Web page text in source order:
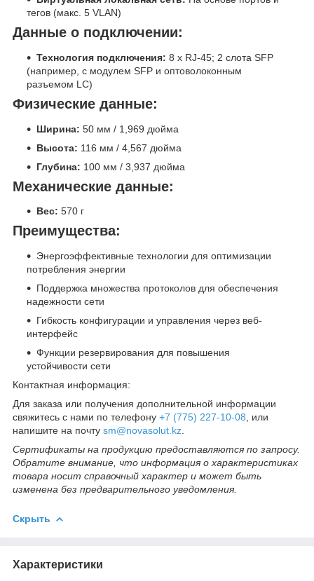
тегов (макс. 5 VLAN)
Данные о подключении:
Технология подключения: 8 x RJ-45; 2 слота SFP
(например, с модулем SFP и оптоволоконным
разъемом LC)
Физические данные:
Ширина: 50 мм / 1,969 дюйма
Высота: 116 мм / 4,567 дюйма
Глубина: 100 мм / 3,937 дюйма
Механические данные:
Вес: 570 г
Преимущества:
Энергоэффективные технологии для оптимизации
потребления энергии
Поддержка множества протоколов для обеспечения
надежности сети
Гибкость конфигурации и управления через веб-
интерфейс
Функции резервирования для повышения
устойчивости сети
Контактная информация:
Для заказа или получения дополнительной информации
свяжитесь с нами по телефону +7 (775) 227-10-08 , или
напишите на почту sm@novasolut.kz
Сертификаты на продукцию предоставляются по запросу.
Обратите внимание, что информация о характеристиках
товара носит справочный характер и может быть
изменена без предварительного уведомления.
Скрыть
Характеристики